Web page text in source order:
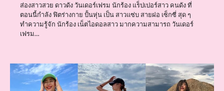
ส่องสาวสวย ดาวดัง วันเดอร์เฟรม นักร้อง แร็ปเปอร์สาว คนดัง ที่
ตอนนี้กำลัง ฟิตร่างกาย ปั้นหุ่น เป็น สาวแซ่บ สายฝอ เซ็กซี่ สุด ๆ
ทำความรู้จัก นักร้อง เน็ตไอดอลสาว มากความสามารถ วันเดอร์
เฟรม…